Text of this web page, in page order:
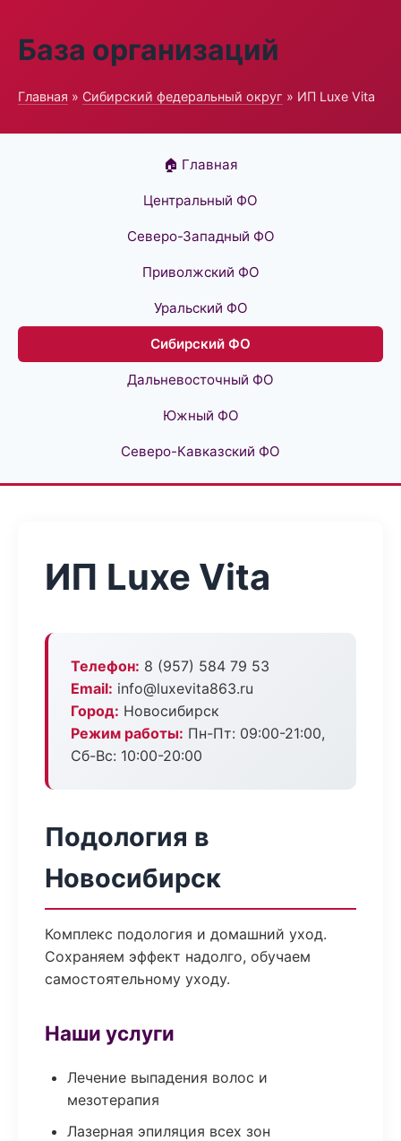
База организаций
Главная » Сибирский федеральный округ » ИП Luxe Vita
🏠 Главная
Центральный ФО
Северо-Западный ФО
Приволжский ФО
Уральский ФО
Сибирский ФО
Дальневосточный ФО
Южный ФО
Северо-Кавказский ФО
ИП Luxe Vita
Телефон: 8 (957) 584 79 53
Email: info@luxevita863.ru
Город: Новосибирск
Режим работы: Пн-Пт: 09:00-21:00,
Сб-Вс: 10:00-20:00
Подология в
Новосибирск
Комплекс подология и домашний уход.
Сохраняем эффект надолго, обучаем
самостоятельному уходу.
Наши услуги
Лечение выпадения волос и
мезотерапия
Лазерная эпиляция всех зон